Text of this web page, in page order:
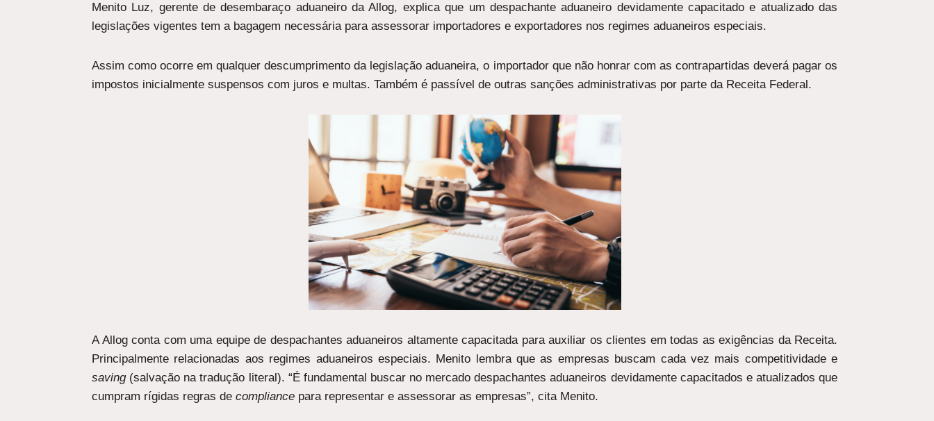
Menito Luz, gerente de desembaraço aduaneiro da Allog, explica que um despachante aduaneiro devidamente capacitado e atualizado das
legislações vigentes tem a bagagem necessária para assessorar importadores e exportadores nos regimes aduaneiros especiais.
Assim como ocorre em qualquer descumprimento da legislação aduaneira, o importador que não honrar com as contrapartidas deverá pagar os
impostos inicialmente suspensos com juros e multas. Também é passível de outras sanções administrativas por parte da Receita Federal.
A Allog conta com uma equipe de despachantes aduaneiros altamente capacitada para auxiliar os clientes em todas as exigências da Receita.
Principalmente relacionadas aos regimes aduaneiros especiais. Menito lembra que as empresas buscam cada vez mais competitividade e
saving(salvação na tradução literal). “É fundamental buscar no mercado despachantes aduaneiros devidamente capacitados e atualizados que
cumpram rígidas regras de compliance para representar e assessorar as empresas”, cita Menito.